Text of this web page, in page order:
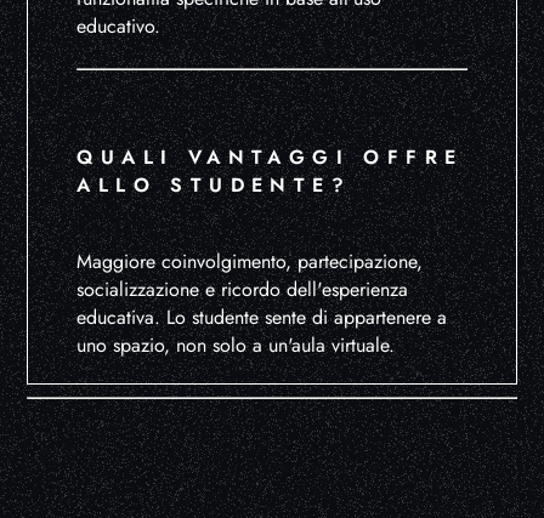
educativo.
QUALI VANTAGGI OFFRE
ALLO STUDENTE?
Maggiore coinvolgimento, partecipazione,
socializzazione e ricordo dell'esperienza
educativa. Lo studente sente di appartenere a
uno spazio, non solo a un'aula virtuale.